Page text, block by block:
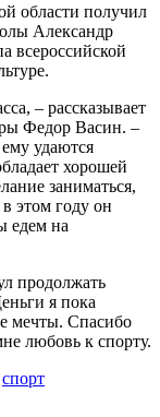
области получил
Александр
всероссийской
– рассказывает
Федор Васин. –
удаются
хорошей
заниматься,
этом году он
едем на
продолжать
я пока
мечты. Спасибо
любовь к спорту.
спорт